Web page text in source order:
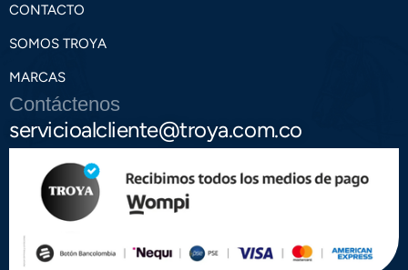
CONTACTO
SOMOS TROYA
MARCAS
Contáctenos
servicioalcliente@troya.com.co